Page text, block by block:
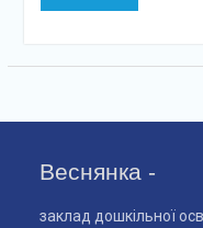
Веснянка -
заклад дошкільної